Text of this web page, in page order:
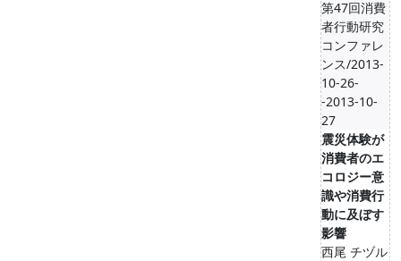
第47回消費
者行動研究
コンファレ
ンス/2013-
10-26-
-2013-10-
27
震災体験が
消費者のエ
コロジー意
識や消費行
動に及ぼす
影響
西尾 チヅル